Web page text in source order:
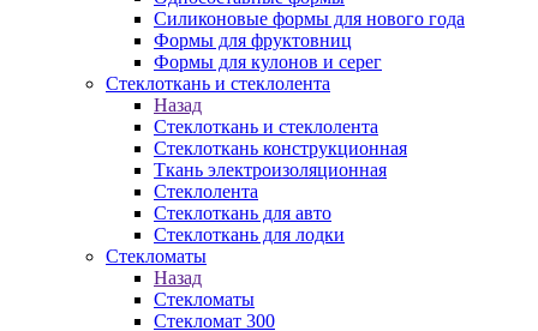
Силиконовые формы для нового года
Формы для фруктовниц
Формы для кулонов и серег
Стеклоткань и стеклолента
Назад
Стеклоткань и стеклолента
Стеклоткань конструкционная
Ткань электроизоляционная
Стеклолента
Стеклоткань для авто
Стеклоткань для лодки
Стекломаты
Назад
Стекломаты
Стекломат 300